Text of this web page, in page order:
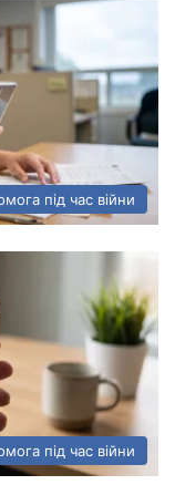
під час війни
під час війни